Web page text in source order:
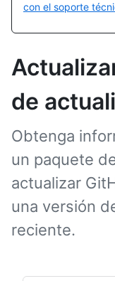
con el soporte
de
Obtenga
un paquete
actualizar
una versión
reciente.